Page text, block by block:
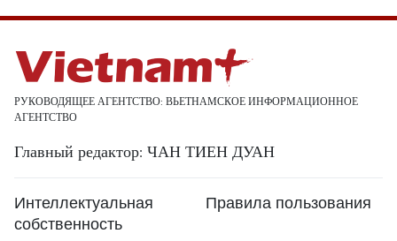
РУКОВОДЯЩЕЕ АГЕНТСТВО: ВЬЕТНАМСКОЕ ИНФОРМАЦИОННОЕ
АГЕНТСТВО
Главный редактор: ЧАН ТИЕН ДУАН
Интеллектуальная
собственность
Правила пользования